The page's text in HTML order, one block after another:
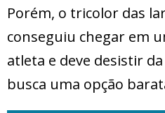
Porém, o tricolor das
conseguiu chegar em
atleta e deve desistir
busca uma opção